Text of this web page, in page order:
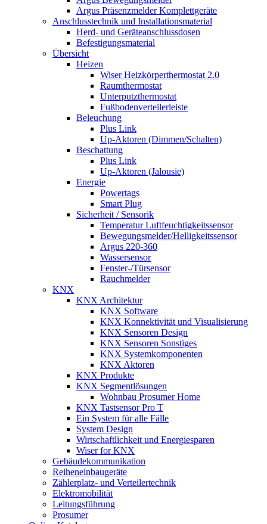
Argus Präsenzmelder Komplettgeräte
Anschlusstechnik und Installationsmaterial
Herd- und Geräteanschlussdosen
Befestigungsmaterial
Übersicht
Heizen
Wiser Heizkörperthermostat 2.0
Raumthermostat
Unterputzthermostat
Fußbodenverteilerleiste
Beleuchung
Plus Link
Up-Aktoren (Dimmen/Schalten)
Beschattung
Plus Link
Up-Aktoren (Jalousie)
Energie
Powertags
Smart Plug
Sicherheit / Sensorik
Temperatur Luftfeuchtigkeitssensor
Bewegungsmelder/Helligkeitssensor
Argus 220-360
Wassersensor
Fenster-/Türsensor
Rauchmelder
KNX
KNX Architektur
KNX Software
KNX Konnektivität und Visualisierung
KNX Sensoren Design
KNX Sensoren Sonstiges
KNX Systemkomponenten
KNX Aktoren
KNX Produkte
KNX Segmentlösungen
Wohnbau Prosumer Home
KNX Tastsensor Pro T
Ein System für alle Fälle
System Design
Wirtschaftlichkeit und Energiesparen
Wiser for KNX
Gebäudekommunikation
Reiheneinbaugeräte
Zählerplatz- und Verteilertechnik
Elektromobilität
Leitungsführung
Prosumer